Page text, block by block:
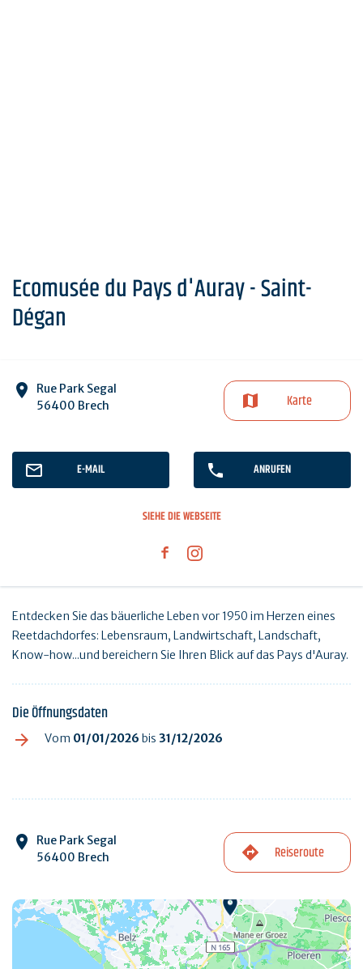
Ecomusée du Pays d'Auray - Saint-
Dégan
Rue Park Segal
56400 Brech
Karte
E-MAIL ANRUFEN
SIEHE DIE WEBSEITE
Entdecken Sie das bäuerliche Leben vor 1950 im Herzen eines
Reetdachdorfes: Lebensraum, Landwirtschaft, Landschaft,
Know-how...und bereichern Sie Ihren Blick auf das Pays d'Auray.
Die Öffnungsdaten
Vom 01/01/2026 bis 31/12/2026
Rue Park Segal
56400 Brech
Reiseroute